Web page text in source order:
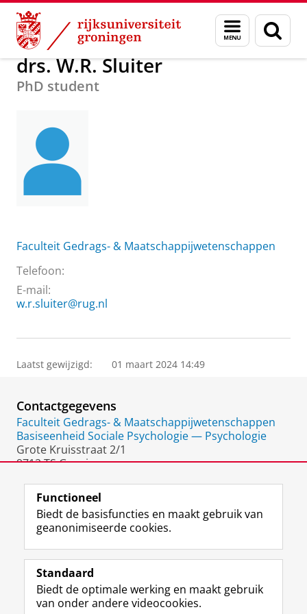
Skip
Content
Skip
Navigation
Menu
en
zoeken
Over ons drs. W.R. Sluiter
drs. W.R. Sluiter
PhD student
Faculteit Gedrags- & Maatschappijwetenschappen
Telefoon:
E-mail:
w.r.sluiter@rug.nl
Laatst gewijzigd: 01 maart 2024 14:49
Contactgegevens
Faculteit Gedrags- & Maatschappijwetenschappen
Basiseenheid Sociale Psychologie — Psychologie
Grote Kruisstraat 2/1
9712 TS Groningen
Volg de RUG
F
a
e
b
L
i
k
e
R
S
-
f
I
n
t
Y
o
T
Studiekiezers
Functioneel
Biedt de basisfuncties en maakt gebruik van
geanonimiseerde cookies.
Standaard
Biedt de optimale werking en maakt gebruik
van onder andere videocookies.